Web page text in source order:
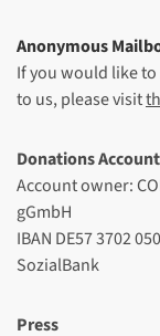
Anonymous
If you would like
to us, please visit
Donations Account
Account owner:
gGmbH
IBAN DE57 3702
SozialBank
Press